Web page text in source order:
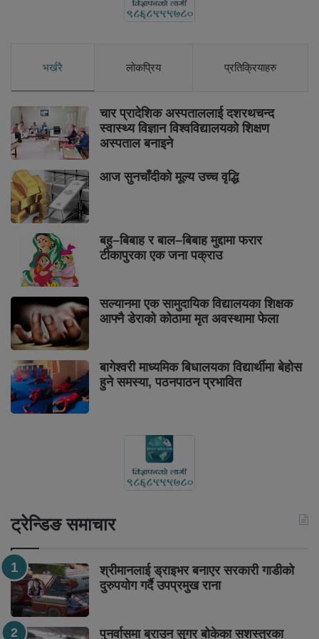
भर्खरै लोकप्रिय प्रतिक्रियाहरु
चार प्रादेशिक अस्पताललाई दशरथचन्द
स्वास्थ्य विज्ञान विश्वविद्यालयको शिक्षण
अस्पताल बनाइने
आज सुनचाँदीको मूल्य उच्च वृद्धि
बहु–बिबाह र बाल–बिबाह मुद्दामा फरार
टीकापुरका एक जना पक्राउ
सल्यानमा एक सामुदायिक विद्यालयका शिक्षक
आफ्नै डेराको कोठामा मृत अवस्थामा फेला
बागेश्वरी माध्यमिक बिधालयका विद्यार्थीमा बेहोस
हुने समस्या, पठनपाठन प्रभावित
ट्रेन्डिङ समाचार
श्रीमानलाई ड्राइभर बनाएर सरकारी गाडीको
दुरुपयोग गर्दै उपप्रमुख राना
पुनर्वासमा ब्राउन सुगर बोकेका सशस्त्रका